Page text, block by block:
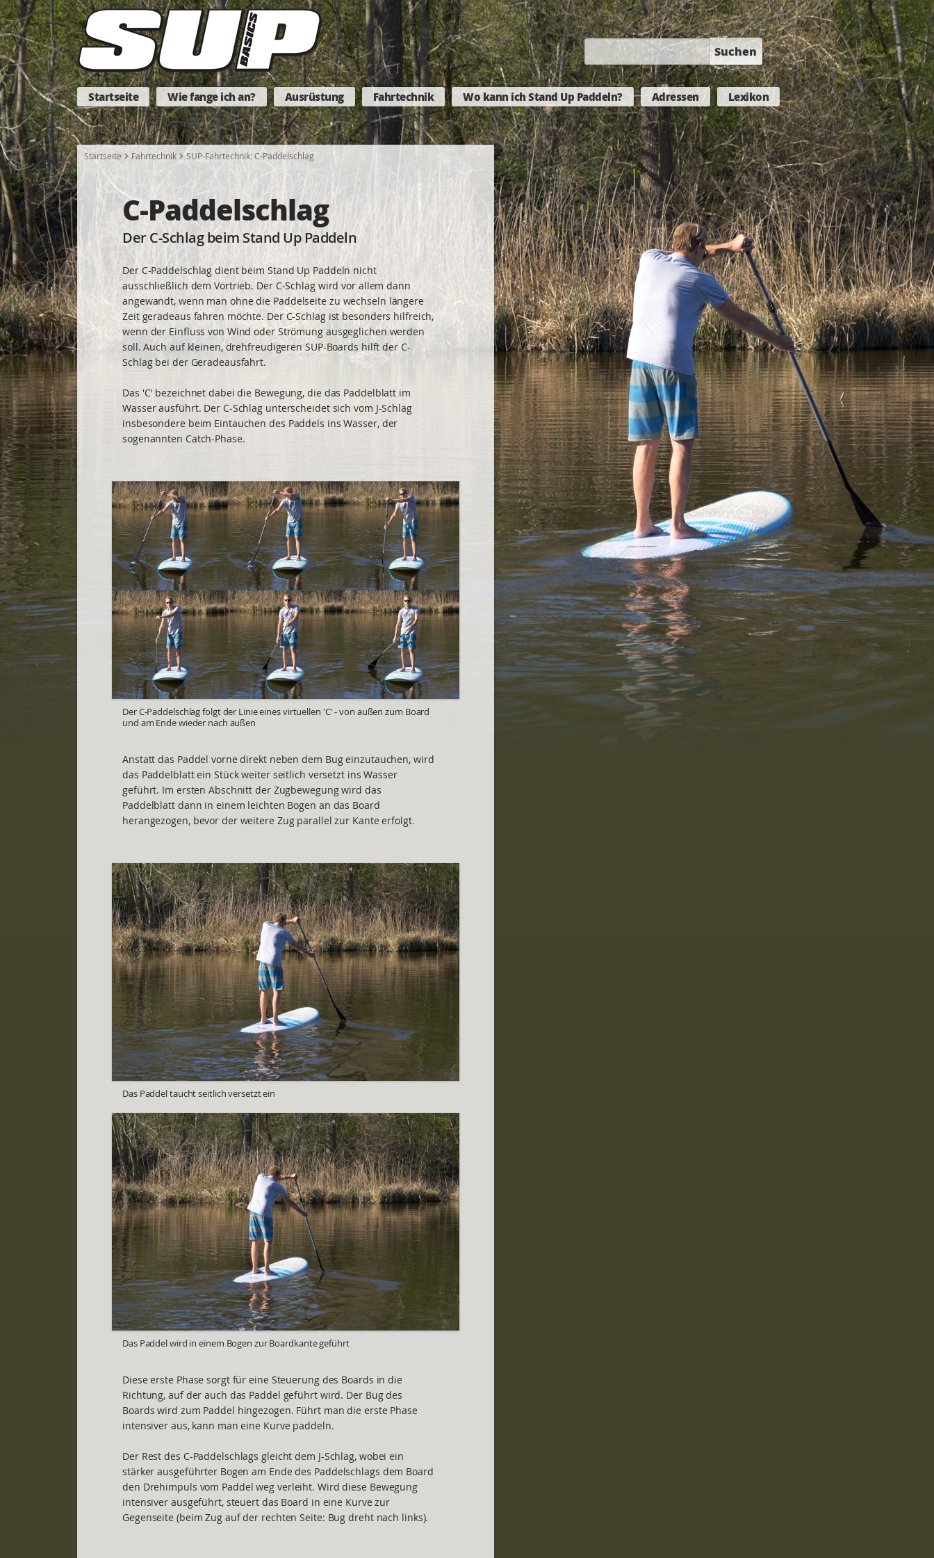
Suchen
Startseite Wie fange ich an? Ausrüstung Fahrtechnik Wo kann ich Stand Up Paddeln? Adressen Lexikon
Startseite Fahrtechnik SUP-Fahrtechnik: C-Paddelschlag
C-Paddelschlag
Der C-Schlag beim Stand Up Paddeln
Der C-Paddelschlag dient beim Stand Up Paddeln nicht
ausschließlich dem Vortrieb. Der C-Schlag wird vor allem dann
angewandt, wenn man ohne die Paddelseite zu wechseln längere
Zeit geradeaus fahren möchte. Der C-Schlag ist besonders hilfreich,
wenn der Einfluss von Wind oder Strömung ausgeglichen werden
soll. Auch auf kleinen, drehfreudigeren SUP-Boards hilft der C-
Schlag bei der Geradeausfahrt.
Das 'C' bezeichnet dabei die Bewegung, die das Paddelblatt im
Wasser ausführt. Der C-Schlag unterscheidet sich vom J-Schlag
insbesondere beim Eintauchen des Paddels ins Wasser, der
sogenannten Catch-Phase.
Der C-Paddelschlag folgt der Linie eines virtuellen 'C' - von außen zum Board
und am Ende wieder nach außen
Anstatt das Paddel vorne direkt neben dem Bug einzutauchen, wird
das Paddelblatt ein Stück weiter seitlich versetzt ins Wasser
geführt. Im ersten Abschnitt der Zugbewegung wird das
Paddelblatt dann in einem leichten Bogen an das Board
herangezogen, bevor der weitere Zug parallel zur Kante erfolgt.
Das Paddel taucht seitlich versetzt ein
Das Paddel wird in einem Bogen zur Boardkante geführt
Diese erste Phase sorgt für eine Steuerung des Boards in die
Richtung, auf der auch das Paddel geführt wird. Der Bug des
Boards wird zum Paddel hingezogen. Führt man die erste Phase
intensiver aus, kann man eine Kurve paddeln.
Der Rest des C-Paddelschlags gleicht dem J-Schlag, wobei ein
stärker ausgeführter Bogen am Ende des Paddelschlags dem Board
den Drehimpuls vom Paddel weg verleiht. Wird diese Bewegung
intensiver ausgeführt, steuert das Board in eine Kurve zur
Gegenseite (beim Zug auf der rechten Seite: Bug dreht nach links).